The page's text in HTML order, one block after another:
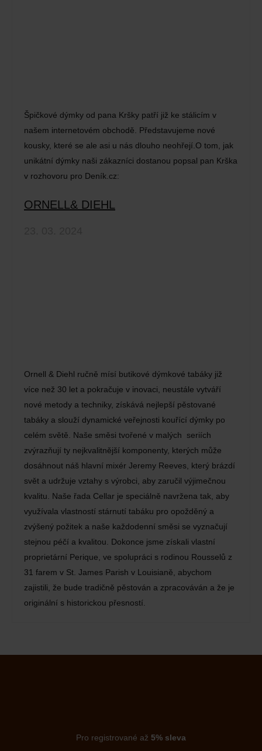
Špičkové dýmky od pana Kršky patří již ke stálicím v
našem internetovém obchodě. Představujeme nové
kousky, které se ale asi u nás dlouho neohřejí.O tom, jak
unikátní dýmky naši zákazníci dostanou popsal pan Krška
v rozhovoru pro Deník.cz:
ORNELL& DIEHL
Ornell & Diehl ručně mísí butikové dýmkové tabáky již
více než 30 let a pokračuje v inovaci, neustále vytváří
nové metody a techniky, získává nejlepší pěstované
tabáky a slouží dynamické veřejnosti kouřící dýmky po
celém světě. Naše směsi tvořené v malých seriích
zvýrazňují ty nejkvalitnější komponenty, kterých může
dosáhnout náš hlavní mixér Jeremy Reeves, který brázdí
svět a udržuje vztahy s výrobci, aby zaručil výjimečnou
kvalitu. Naše řada Cellar je speciálně navržena tak, aby
využívala vlastností stárnutí tabáku pro opožděný a
zvýšený požitek a naše každodenní směsi se vyznačují
stejnou péčí a kvalitou. Dokonce jsme získali vlastní
proprietární Perique, ve spolupráci s rodinou Rousselů z
31 farem v St. James Parish v Louisianě, abychom
zajistili, že bude tradičně pěstován a zpracováván a že je
originální s historickou přesností.
Pro registrované až 5% sleva